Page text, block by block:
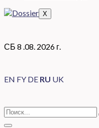
X
СБ 8 .08. 2026 г.
EN FY DE RU UK